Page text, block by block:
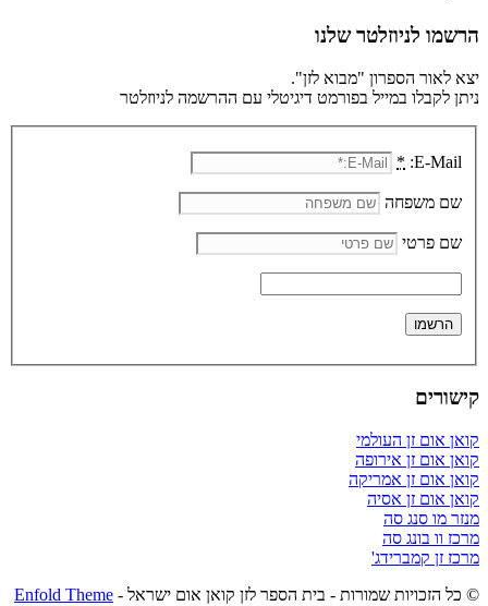
הרשמו לניוזלטר שלנו
יצא לאור הספרון "מבוא לזן".
ניתן לקבלו במייל בפורמט דיגיטלי עם ההרשמה לניוזלטר
E-Mail:
*
שם משפחה
שם פרטי
קישורים
קואן אום זן העולמי
קואן אום זן אירופה
קואן אום זן אמריקה
קואן אום זן אסיה
מנזר מו סנג סה
מרכז וו בונג סה
מרכז זן קמברידג'
© כל הזכויות שמורות - בית הספר לזן קואן אום ישראל - Enfold Theme